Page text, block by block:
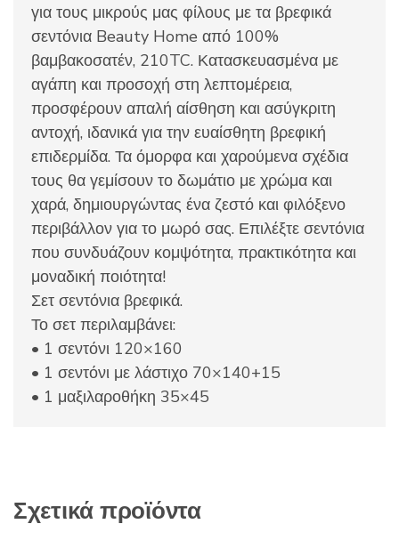
για τους μικρούς μας φίλους με τα βρεφικά
σεντόνια Beauty Home από 100%
βαμβακοσατέν, 210TC. Κατασκευασμένα με
αγάπη και προσοχή στη λεπτομέρεια,
προσφέρουν απαλή αίσθηση και ασύγκριτη
αντοχή, ιδανικά για την ευαίσθητη βρεφική
επιδερμίδα. Τα όμορφα και χαρούμενα σχέδια
τους θα γεμίσουν το δωμάτιο με χρώμα και
χαρά, δημιουργώντας ένα ζεστό και φιλόξενο
περιβάλλον για το μωρό σας. Επιλέξτε σεντόνια
που συνδυάζουν κομψότητα, πρακτικότητα και
μοναδική ποιότητα!
Σετ σεντόνια βρεφικά.
Το σετ περιλαμβάνει:
• 1 σεντόνι 120×160
• 1 σεντόνι με λάστιχο 70×140+15
• 1 μαξιλαροθήκη 35×45
Σχετικά προϊόντα